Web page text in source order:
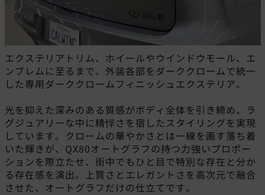
エクステリアトリム、ホイールやウインドウモール、エ
ンブレムに至るまで、外装各部をダーククロームで統一
した専用ダーククロームフィニッシュエクステリア。
光を抑えた深みのある質感がボディ全体を引き締め、ラ
グジュアリーな中に精悍さを宿したスタイリングを実現
しています。クロームの華やかさとは一線を画す落ち着
いた輝きが、QX80オートグラフの持つ力強いプロポー
ションを際立たせ、街中でもひと目で特別な存在と分か
る存在感を演出。上質さとエレガントさを高次元で融合
させた、オートグラフだけの仕立てです。